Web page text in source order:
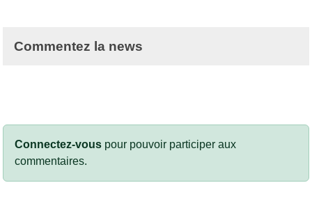
Commentez la news
Connectez-vous pour pouvoir participer aux
commentaires.